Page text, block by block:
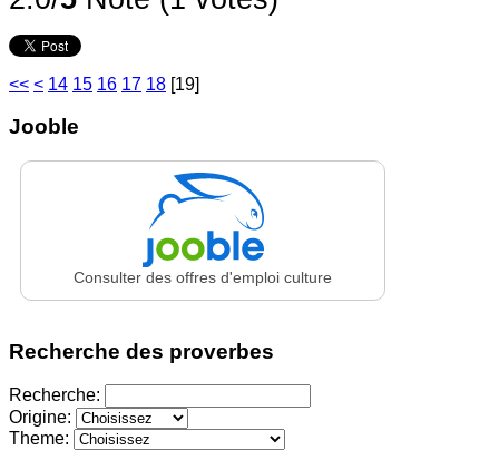
<< < 14 15 16 17 18 [19]
Jooble
Consulter des offres d'emploi culture
Recherche des proverbes
Recherche:
Origine:
Theme: